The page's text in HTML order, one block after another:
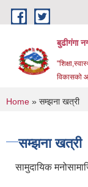
Skip to main content
बुढीगंगा
विकासको
You are
Home » सम्झना खत्री
सम्झना खत्री
सामुदायिक